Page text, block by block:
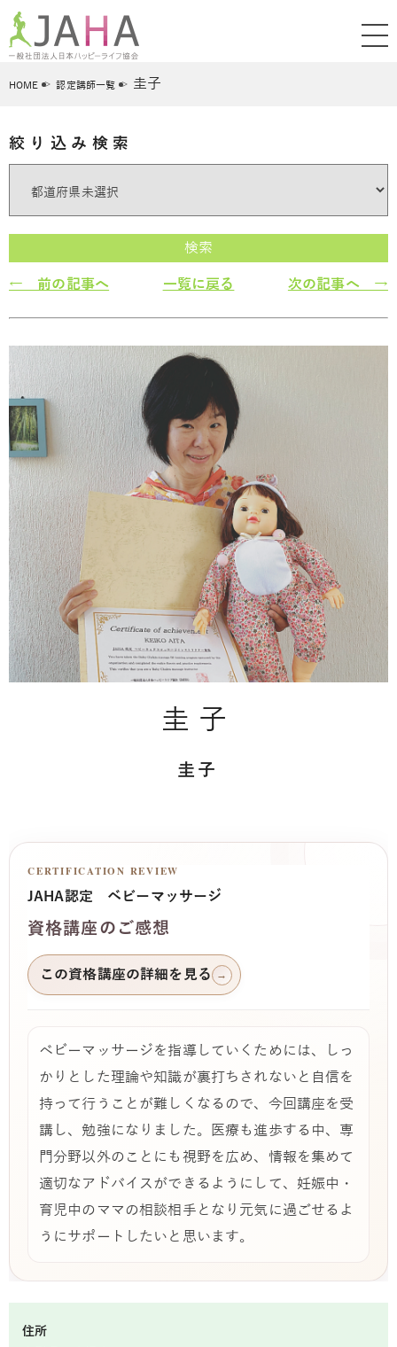
HOME 認定講師一覧 圭子
絞り込み検索
検索
← 前の記事へ 一覧に戻る 次の記事へ →
圭子
圭子
CERTIFICATION REVIEW
JAHA認定 ベビーマッサージ
資格講座のご感想
この資格講座の詳細を見る →
ベビーマッサージを指導していくためには、しっ
かりとした理論や知識が裏打ちされないと自信を
持って行うことが難しくなるので、今回講座を受
講し、勉強になりました。医療も進歩する中、専
門分野以外のことにも視野を広め、情報を集めて
適切なアドバイスができるようにして、妊娠中・
育児中のママの相談相手となり元気に過ごせるよ
うにサポートしたいと思います。
住所